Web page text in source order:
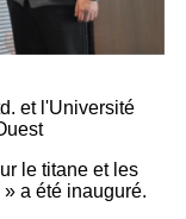
et l'Université
le titane et les
a été inauguré.